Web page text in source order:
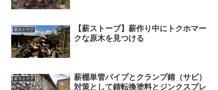
薪ストーブ
【薪ストーブ】薪作り中にトクホマー
クな原木を見つける
薪ストーブ
薪棚単管パイプとクランプ錆（サビ）
対策として錆転換塗料とジンクスプレ